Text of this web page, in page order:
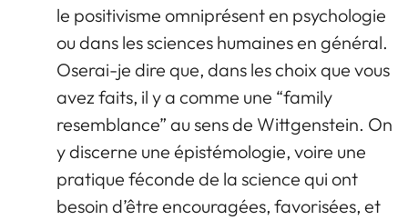
le positivisme omniprésent en psychologie
ou dans les sciences humaines en général.
Oserai-je dire que, dans les choix que vous
avez faits, il y a comme une “family
resemblance” au sens de Wittgenstein. On
y discerne une épistémologie, voire une
pratique féconde de la science qui ont
besoin d’être encouragées, favorisées, et